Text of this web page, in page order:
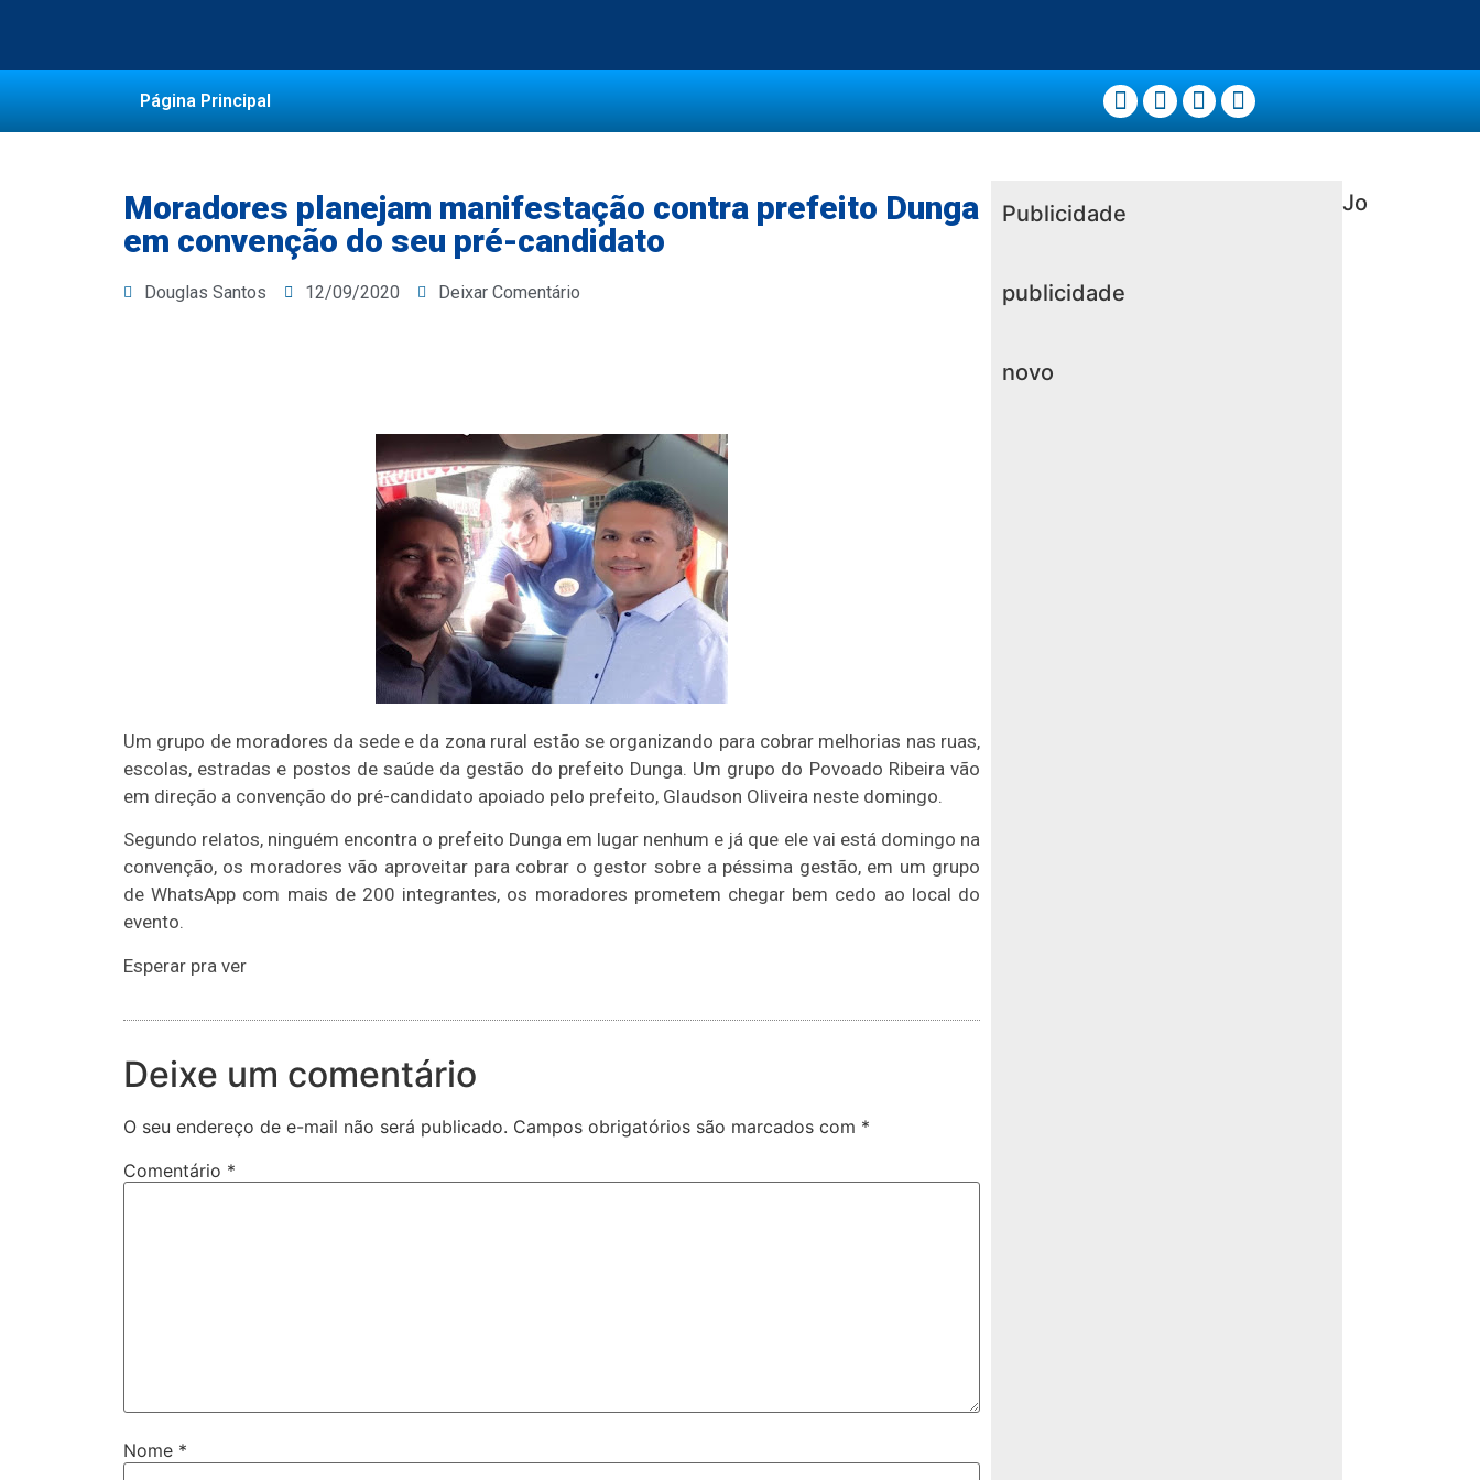
Página Principal
Moradores planejam manifestação contra prefeito Dunga
em convenção do seu pré-candidato
Douglas Santos 12/09/2020 Deixar Comentário
Um grupo de moradores da sede e da zona rural estão se organizando para cobrar melhorias nas ruas,
escolas, estradas e postos de saúde da gestão do prefeito Dunga. Um grupo do Povoado Ribeira vão
em direção a convenção do pré-candidato apoiado pelo prefeito, Glaudson Oliveira neste domingo.
Segundo relatos, ninguém encontra o prefeito Dunga em lugar nenhum e já que ele vai está domingo na
convenção, os moradores vão aproveitar para cobrar o gestor sobre a péssima gestão, em um grupo
de WhatsApp com mais de 200 integrantes, os moradores prometem chegar bem cedo ao local do
evento.
Esperar pra ver
Deixe um comentário
O seu endereço de e-mail não será publicado. Campos obrigatórios são marcados com *
Comentário *
Nome *
Publicidade
publicidade
novo
Jo